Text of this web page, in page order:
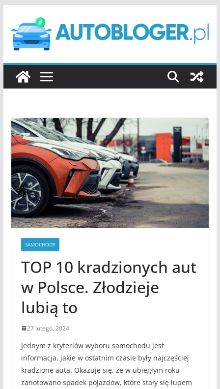
treści
SAMOCHODY
TOP 10 kradzionych aut
w Polsce. Złodzieje
lubią to
27 lutego, 2024
Jednym z kryteriów wyboru samochodu jest
informacja, jakie w ostatnim czasie były najczęściej
kradzione auta. Okazuje się, że w ubiegłym roku
zanotowano spadek pojazdów, które stały się łupem